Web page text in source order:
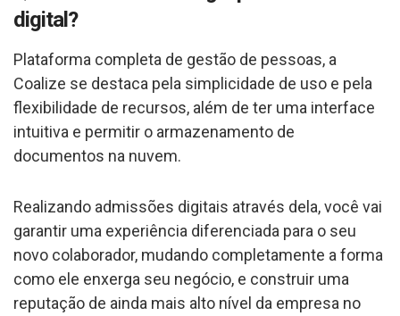
digital?
Plataforma completa de gestão de pessoas, a
Coalize se destaca pela simplicidade de uso e pela
flexibilidade de recursos, além de ter uma interface
intuitiva e permitir o armazenamento de
documentos na nuvem.
Realizando admissões digitais através dela, você vai
garantir uma experiência diferenciada para o seu
novo colaborador, mudando completamente a forma
como ele enxerga seu negócio, e construir uma
reputação de ainda mais alto nível da empresa no